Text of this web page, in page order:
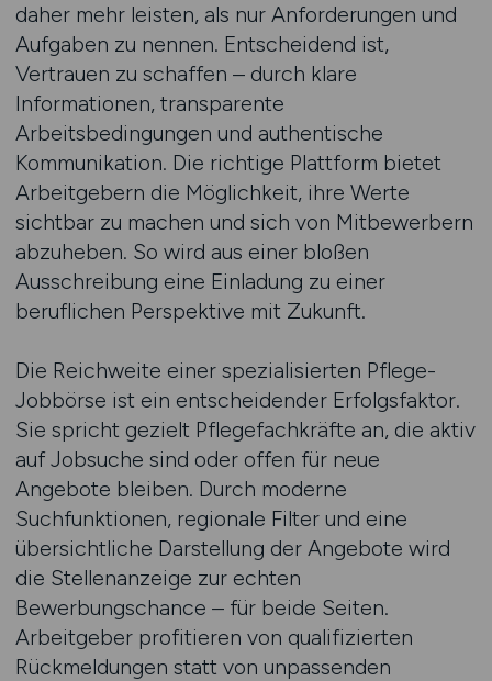
daher mehr leisten, als nur Anforderungen und
Aufgaben zu nennen. Entscheidend ist,
Vertrauen zu schaffen – durch klare
Informationen, transparente
Arbeitsbedingungen und authentische
Kommunikation. Die richtige Plattform bietet
Arbeitgebern die Möglichkeit, ihre Werte
sichtbar zu machen und sich von Mitbewerbern
abzuheben. So wird aus einer bloßen
Ausschreibung eine Einladung zu einer
beruflichen Perspektive mit Zukunft.
Die Reichweite einer spezialisierten Pflege-
Jobbörse ist ein entscheidender Erfolgsfaktor.
Sie spricht gezielt Pflegefachkräfte an, die aktiv
auf Jobsuche sind oder offen für neue
Angebote bleiben. Durch moderne
Suchfunktionen, regionale Filter und eine
übersichtliche Darstellung der Angebote wird
die Stellenanzeige zur echten
Bewerbungschance – für beide Seiten.
Arbeitgeber profitieren von qualifizierten
Rückmeldungen statt von unpassenden